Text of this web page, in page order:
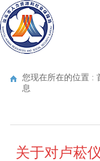
您现在所在的位置 :
息
关于对卢菘